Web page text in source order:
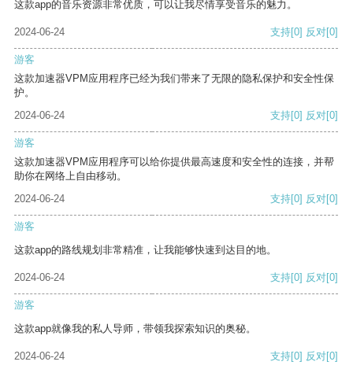
这款app的音乐资源非常优质，可以让我尽情享受音乐的魅力。
2024-06-24 支持[0] 反对[0]
游客
这款加速器VPM应用程序已经为我们带来了无限的隐私保护和安全性保
护。
2024-06-24
支持[0] 反对[0]
游客
这款加速器VPM应用程序可以给你提供最高速度和安全性的连接，并帮
助你在网络上自由移动。
2024-06-24
支持[0] 反对[0]
游客
这款app的路线规划非常精准，让我能够快速到达目的地。
2024-06-24 支持[0] 反对[0]
游客
这款app就像我的私人导师，带领我探索知识的奥秘。
2024-06-24 支持[0] 反对[0]